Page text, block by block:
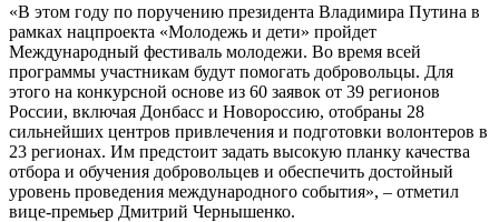
«В этом году по поручению президента Владимира Путина в
рамках нацпроекта «Молодежь и дети» пройдет
Международный фестиваль молодежи. Во время всей
программы участникам будут помогать добровольцы. Для
этого на конкурсной основе из 60 заявок от 39 регионов
России, включая Донбасс и Новороссию, отобраны 28
сильнейших центров привлечения и подготовки волонтеров в
23 регионах. Им предстоит задать высокую планку качества
отбора и обучения добровольцев и обеспечить достойный
уровень проведения международного события», – отметил
вице-премьер Дмитрий Чернышенко.